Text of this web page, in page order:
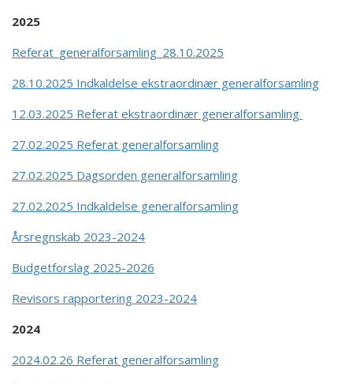
2025
Referat_generalforsamling_28.10.2025
28.10.2025 Indkaldelse ekstraordinær generalforsamling
12.03.2025 Referat ekstraordinær generalforsamling
27.02.2025 Referat generalforsamling
27.02.2025 Dagsorden generalforsamling
27.02.2025 Indkaldelse generalforsamling
Årsregnskab 2023-2024
Budgetforslag 2025-2026
Revisors rapportering 2023-2024
2024
2024.02.26 Referat generalforsamling